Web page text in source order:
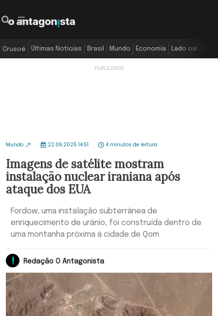
Crusoé Últimas Notícias Brasil Mundo Economia Lado oa!
Mundo 22.06.2025 14:51 4 minutos de leitura
Imagens de satélite mostram
instalação nuclear iraniana após
ataque dos EUA
Fordow, uma instalação subterrânea de
enriquecimento de urânio, foi construída dentro de
uma montanha próxima à cidade de Qom
Redação O Antagonista